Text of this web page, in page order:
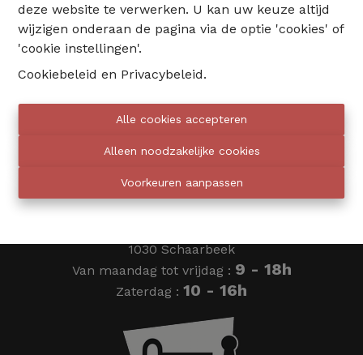
deze website te verwerken. U kan uw keuze altijd
wijzigen onderaan de pagina via de optie 'cookies' of
'cookie instellingen'.
Cookiebeleid en Privacybeleid.
Alle cookies accepteren
Alleen noodzakelijke cookies
Voorkeuren aanpassen
02 735 18 38
Eventimmo chasseurs
1030 Schaarbeek
Van maandag tot vrijdag : 9 - 18h
Zaterdag : 10 - 16h